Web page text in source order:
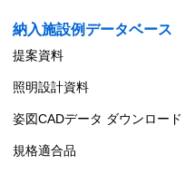
納入施設例データベース
提案資料
照明設計資料
姿図CADデータ ダウンロード
規格適合品